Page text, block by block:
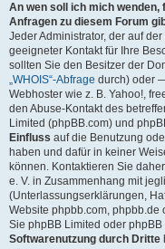
An wen soll ich mich
Anfragen zu diesem Forum
Jeder Administrator, der auf
geeigneter Kontakt für Ihre
sollten Sie den Besitzer der
„WHOIS“-Abfrage durch) oder
Webhoster wie z. B. Yahoo!,
den Abuse-Kontakt des
Limited (phpBB.com) und
Einfluss auf die Benutzung
haben und dafür in keiner
können. Kontaktieren Sie
e. V. in Zusammenhang mit
(Unterlassungserklärungen,
Website phpbb.com, phpbb.de
Sie phpBB Limited oder
Softwarenutzung durch Dritte